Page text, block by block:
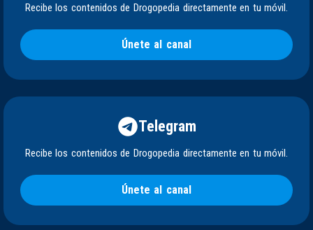
Recibe los contenidos de Drogopedia directamente en tu móvil.
Únete al canal
Telegram
Recibe los contenidos de Drogopedia directamente en tu móvil.
Únete al canal